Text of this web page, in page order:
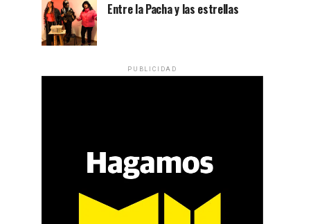
Entre la Pacha y las estrellas
PUBLICIDAD